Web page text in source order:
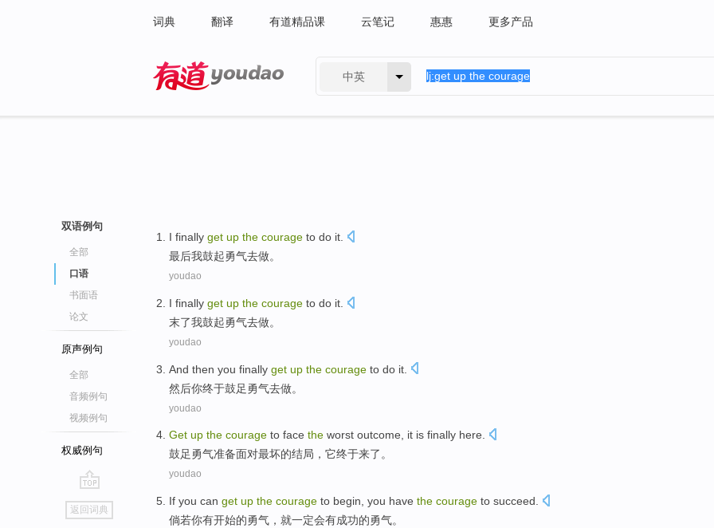
词典 翻译 有道精品课 云笔记 惠惠 更多产品
中英
双语例句
全部
口语
书面语
论文
原声例句
全部
音频例句
视频例句
权威例句
go
top
返回词典
I finally get up the courage to do it
最后我鼓起勇气去做。
youdao
I finally get up the courage to do it
末了我鼓起勇气去做。
youdao
And then you finally get up the courage to do it
然后你终于鼓足勇气去做。
youdao
Get up the courage to face the worst outcome, it is finally here.
鼓足勇气准备面对最坏的结局 ，它终于来了。
youdao
If you can get up the courage to begin , you have the courage to succeed
倘若你有开始的勇气 ，就一定会有成功的勇气。